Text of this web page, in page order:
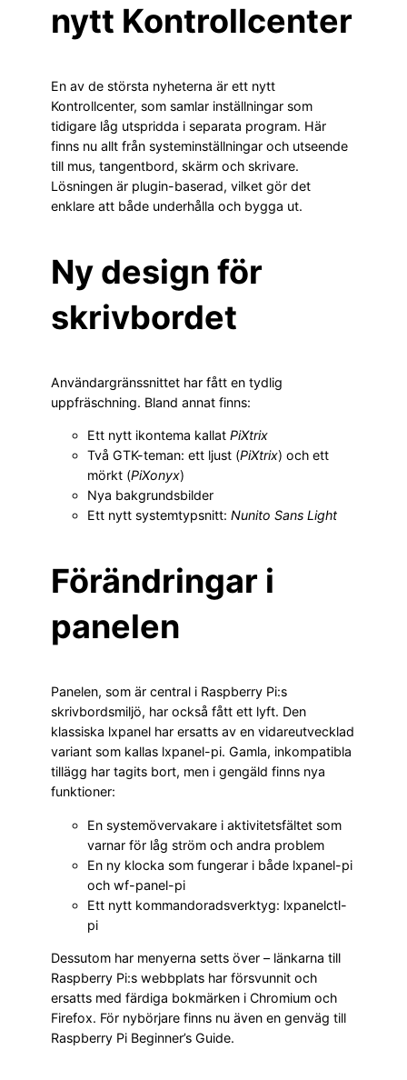
nytt Kontrollcenter
En av de största nyheterna är ett nytt
Kontrollcenter, som samlar inställningar som
tidigare låg utspridda i separata program. Här
finns nu allt från systeminställningar och utseende
till mus, tangentbord, skärm och skrivare.
Lösningen är plugin-baserad, vilket gör det
enklare att både underhålla och bygga ut.
Ny design för
skrivbordet
Användargränssnittet har fått en tydlig
uppfräschning. Bland annat finns:
Ett nytt ikontema kallat PiXtrix
Två GTK-teman: ett ljust (PiXtrix) och ett
mörkt (PiXonyx)
Nya bakgrundsbilder
Ett nytt systemtypsnitt: Nunito Sans Light
Förändringar i
panelen
Panelen, som är central i Raspberry Pi:s
skrivbordsmiljö, har också fått ett lyft. Den
klassiska lxpanel har ersatts av en vidareutvecklad
variant som kallas lxpanel-pi. Gamla, inkompatibla
tillägg har tagits bort, men i gengäld finns nya
funktioner:
En systemövervakare i aktivitetsfältet som
varnar för låg ström och andra problem
En ny klocka som fungerar i både lxpanel-pi
och wf-panel-pi
Ett nytt kommandoradsverktyg: lxpanelctl-
pi
Dessutom har menyerna setts över – länkarna till
Raspberry Pi:s webbplats har försvunnit och
ersatts med färdiga bokmärken i Chromium och
Firefox. För nybörjare finns nu även en genväg till
Raspberry Pi Beginner’s Guide.